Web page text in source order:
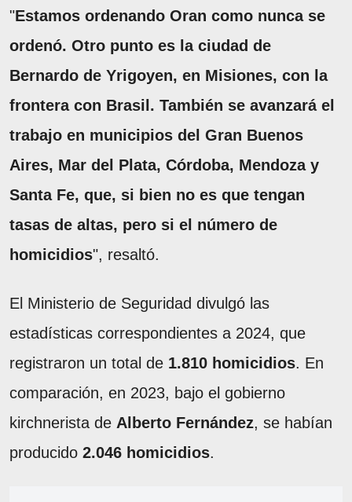
"Estamos ordenando Oran como nunca se
ordenó. Otro punto es la ciudad de
Bernardo de Yrigoyen, en Misiones, con la
frontera con Brasil. También se avanzará el
trabajo en municipios del Gran Buenos
Aires, Mar del Plata, Córdoba, Mendoza y
Santa Fe, que, si bien no es que tengan
tasas de altas, pero si el número de
homicidios", resaltó.
El Ministerio de Seguridad divulgó las
estadísticas correspondientes a 2024, que
registraron un total de 1.810 homicidios. En
comparación, en 2023, bajo el gobierno
kirchnerista de Alberto Fernández, se habían
producido 2.046 homicidios.